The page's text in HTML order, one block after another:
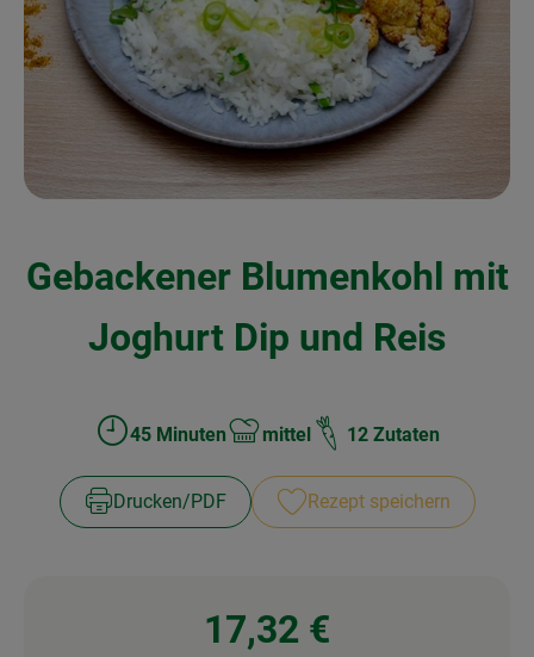
Kochen & Backen
Naturkost
Blog
Rezepte
Veranstaltungen
Gebackener Blumenkohl mit
Joghurt Dip und Reis
Zubreitungszeit:
45 Minuten
Schwierigkeit:
mittel 12 Zutaten
Drucken​/​PDF Rezept speichern
17,32 €